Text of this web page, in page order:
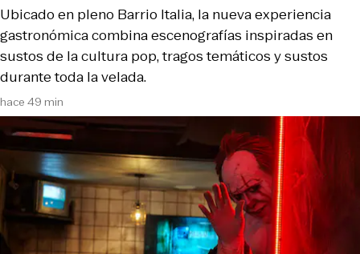
hace 49 min
Ubicado en pleno Barrio Italia, la nueva experiencia
gastronómica combina escenografías inspiradas en
sustos de la cultura pop, tragos temáticos y sustos
durante toda la velada.